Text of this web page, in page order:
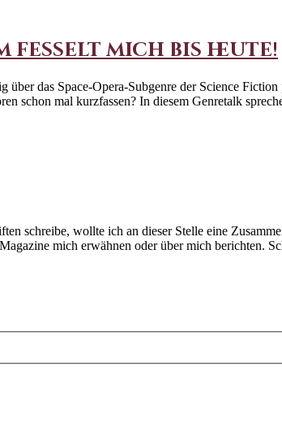
fesselt mich bis heute!
das Space-Opera-Subgenre der Science
schon mal kurzfassen? In diesem Genretalk
schreibe, wollte ich an dieser Stelle eine
mich erwähnen oder über mich berichten.